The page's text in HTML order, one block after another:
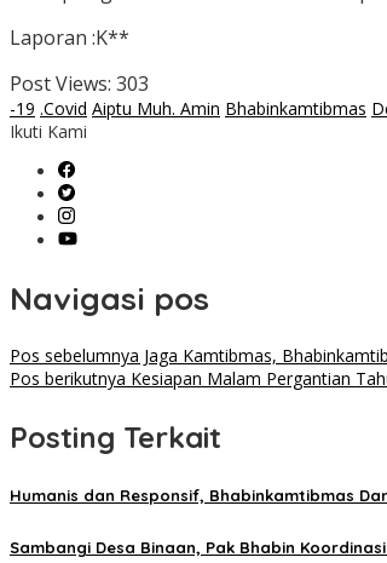
Laporan :K**
Post Views: 303
-19 .Covid Aiptu Muh. Amin Bhabinkamtibmas
Ikuti Kami
Navigasi pos
Pos sebelumnya Jaga Kamtibmas,
Pos berikutnya Kesiapan Malam Pergantian
Posting Terkait
Humanis dan Responsif, Bhabinkamtibmas
Sambangi Desa Binaan, Pak Bhabin